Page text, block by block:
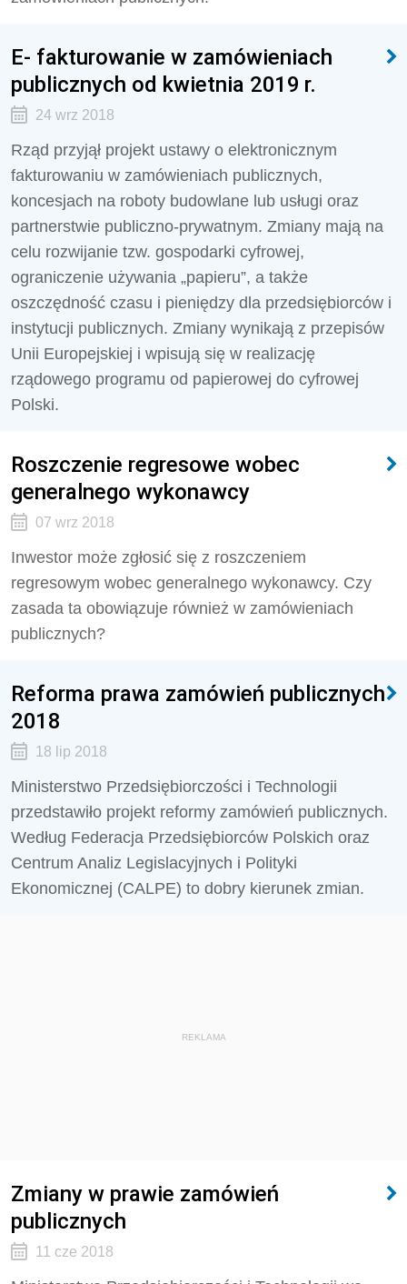
E- fakturowanie w zamówieniach
publicznych od kwietnia 2019 r.
24 wrz 2018
Rząd przyjął projekt ustawy o elektronicznym
fakturowaniu w zamówieniach publicznych,
koncesjach na roboty budowlane lub usługi oraz
partnerstwie publiczno-prywatnym. Zmiany mają na
celu rozwijanie tzw. gospodarki cyfrowej,
ograniczenie używania „papieru”, a także
oszczędność czasu i pieniędzy dla przedsiębiorców i
instytucji publicznych. Zmiany wynikają z przepisów
Unii Europejskiej i wpisują się w realizację
rządowego programu od papierowej do cyfrowej
Polski.
Roszczenie regresowe wobec
generalnego wykonawcy
07 wrz 2018
Inwestor może zgłosić się z roszczeniem
regresowym wobec generalnego wykonawcy. Czy
zasada ta obowiązuje również w zamówieniach
publicznych?
Reforma prawa zamówień publicznych
2018
18 lip 2018
Ministerstwo Przedsiębiorczości i Technologii
przedstawiło projekt reformy zamówień publicznych.
Według Federacja Przedsiębiorców Polskich oraz
Centrum Analiz Legislacyjnych i Polityki
Ekonomicznej (CALPE) to dobry kierunek zmian.
REKLAMA
Zmiany w prawie zamówień
publicznych
11 cze 2018